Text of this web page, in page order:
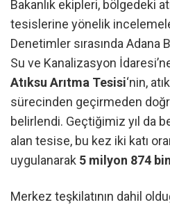
Bakanlık ekipleri, bölgedeki
tesislerine yönelik
Denetimler sırasında Adana
Su ve Kanalizasyon
Atıksu Arıtma Tesisi‘nin,
sürecinden geçirmeden
belirlendi. Geçtiğimiz yıl da
alan tesise, bu kez iki katı
uygulanarak 5 milyon 874
Merkez teşkilatının dahil